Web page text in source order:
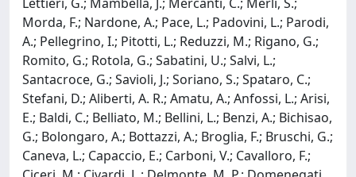
Morda, F.; Nardone, A.; Pace, L.; Padovini, L.; Parodi,
A.; Pellegrino, I.; Pitotti, L.; Reduzzi, M.; Rigano, G.;
Romito, G.; Rotola, G.; Sabatini, U.; Salvi, L.;
Santacroce, G.; Savioli, J.; Soriano, S.; Spataro, C.;
Stefani, D.; Aliberti, A. R.; Amatu, A.; Anfossi, L.; Arisi,
E.; Baldi, C.; Belliato, M.; Bellini, L.; Benzi, A.; Bichisao,
G.; Bolongaro, A.; Bottazzi, A.; Broglia, F.; Bruschi, G.;
Caneva, L.; Capaccio, E.; Carboni, V.; Cavalloro, F.;